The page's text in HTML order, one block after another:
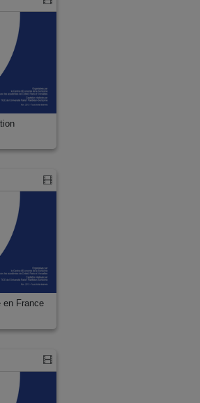
en France